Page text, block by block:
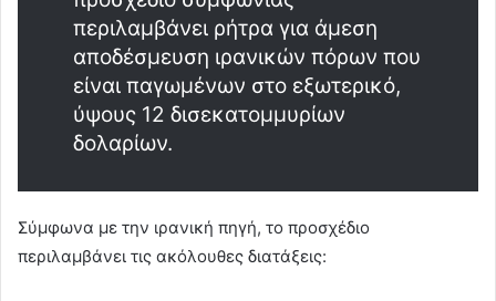
περιλαμβάνει ρήτρα για άμεση
αποδέσμευση ιρανικών πόρων που
είναι παγωμένων στο εξωτερικό,
ύψους 12 δισεκατομμυρίων
δολαρίων.
Σύμφωνα με την ιρανική πηγή, το προσχέδιο
περιλαμβάνει τις ακόλουθες διατάξεις: